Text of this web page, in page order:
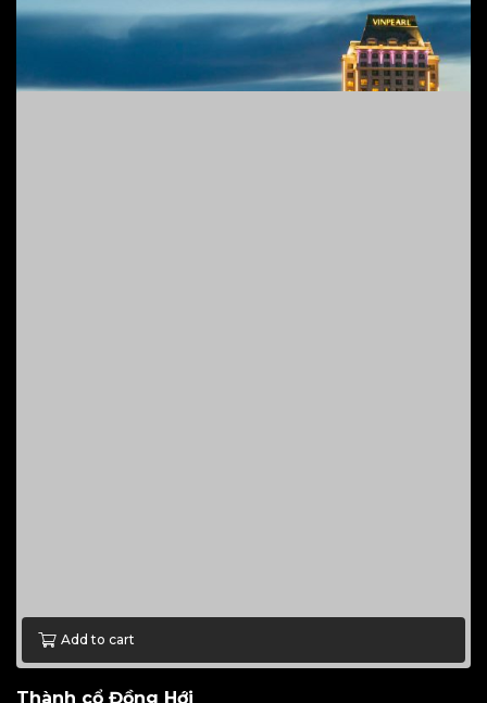
Add to cart
Thành cổ Đồng Hới